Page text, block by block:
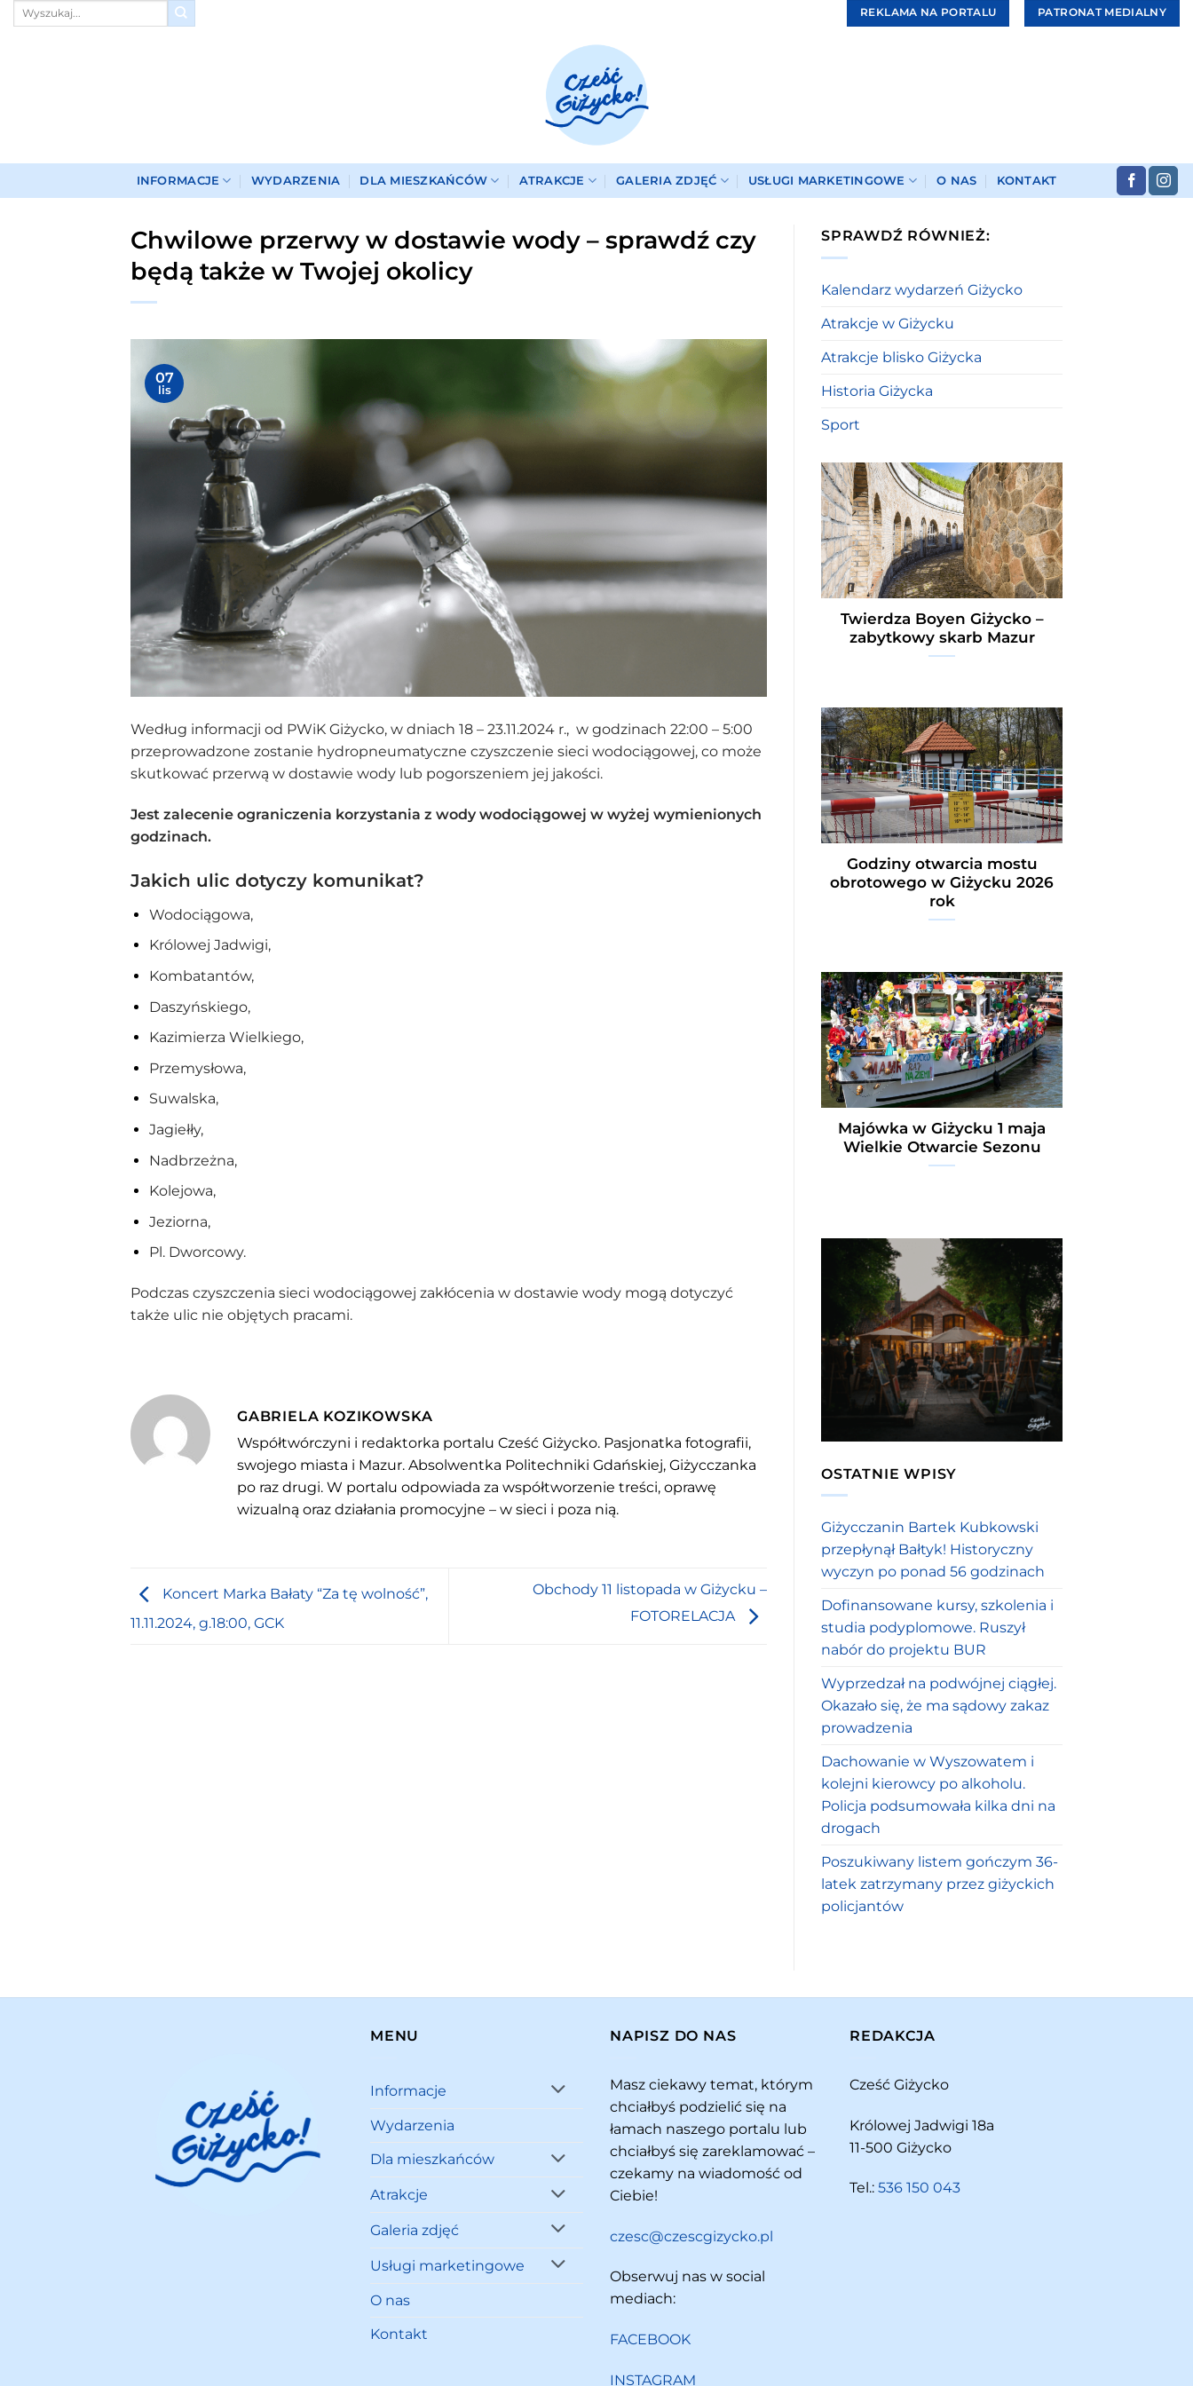
Przewiń
REKLAMA NA PORTALU PATRONAT MEDIALNY
INFORMACJE WYDARZENIA DLA MIESZKAŃCÓW ATRAKCJE GALERIA ZDJĘĆ USŁUGI MARKETINGOWE O NAS KONTAKT
Chwilowe przerwy w dostawie wody – sprawdź czy
będą także w Twojej okolicy
07
lis
Według informacji od PWiK Giżycko, w dniach 18 – 23.11.2024 r., w godzinach 22:00 – 5:00
przeprowadzone zostanie hydropneumatyczne czyszczenie sieci wodociągowej, co może
skutkować przerwą w dostawie wody lub pogorszeniem jej jakości.
Jest zalecenie ograniczenia korzystania z wody wodociągowej w wyżej wymienionych
godzinach.
Jakich ulic dotyczy komunikat?
Wodociągowa,
Królowej Jadwigi,
Kombatantów,
Daszyńskiego,
Kazimierza Wielkiego,
Przemysłowa,
Suwalska,
Jagiełły,
Nadbrzeżna,
Kolejowa,
Jeziorna,
Pl. Dworcowy.
Podczas czyszczenia sieci wodociągowej zakłócenia w dostawie wody mogą dotyczyć
także ulic nie objętych pracami.
GABRIELA KOZIKOWSKA
Współtwórczyni i redaktorka portalu Cześć Giżycko. Pasjonatka fotografii,
swojego miasta i Mazur. Absolwentka Politechniki Gdańskiej, Giżycczanka
po raz drugi. W portalu odpowiada za współtworzenie treści, oprawę
wizualną oraz działania promocyjne – w sieci i poza nią.
Koncert Marka Bałaty “Za tę wolność”,
11.11.2024, g.18:00, GCK
Obchody 11 listopada w Giżycku –
FOTORELACJA
SPRAWDŹ RÓWNIEŻ:
Kalendarz wydarzeń Giżycko
Atrakcje w Giżycku
Atrakcje blisko Giżycka
Historia Giżycka
Sport
Twierdza Boyen Giżycko –
zabytkowy skarb Mazur
Godziny otwarcia mostu
obrotowego w Giżycku 2026
rok
Majówka w Giżycku 1 maja
Wielkie Otwarcie Sezonu
OSTATNIE WPISY
Giżycczanin Bartek Kubkowski
przepłynął Bałtyk! Historyczny
wyczyn po ponad 56 godzinach
Dofinansowane kursy, szkolenia i
studia podyplomowe. Ruszył
nabór do projektu BUR
Wyprzedzał na podwójnej ciągłej.
Okazało się, że ma sądowy zakaz
prowadzenia
Dachowanie w Wyszowatem i
kolejni kierowcy po alkoholu.
Policja podsumowała kilka dni na
drogach
Poszukiwany listem gończym 36-
latek zatrzymany przez giżyckich
policjantów
MENU
Informacje
Wydarzenia
Dla mieszkańców
Atrakcje
Galeria zdjęć
Usługi marketingowe
O nas
Kontakt
NAPISZ DO NAS
Masz ciekawy temat, którym
chciałbyś podzielić się na
łamach naszego portalu lub
chciałbyś się zareklamować –
czekamy na wiadomość od
Ciebie!
czesc@czescgizycko.pl
Obserwuj nas w social
mediach:
FACEBOOK
INSTAGRAM
REDAKCJA
Cześć Giżycko
Królowej Jadwigi 18a
11-500 Giżycko
Tel.: 536 150 043